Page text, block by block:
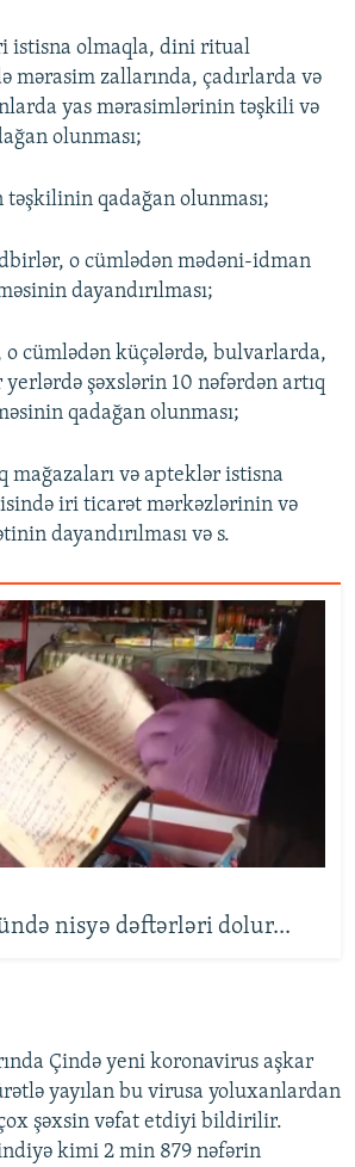
istisna olmaqla, dini ritual
mərasim zallarında, çadırlarda və
yas mərasimlərinin təşkili və
olunması;
qadağan olunması;
o cümlədən mədəni-idman
dayandırılması;
cümlədən küçələrdə, bulvarlarda,
şəxslərin 10 nəfərdən artıq
qadağan olunması;
mağazaları və apteklər istisna
iri ticarət mərkəzlərinin və
dayandırılması və s.
nisyə dəftərləri dolur...
Çində yeni koronavirus aşkar
yayılan bu virusa yoluxanlardan
şəxsin vəfat etdiyi bildirilir.
kimi 2 min 879 nəfərin